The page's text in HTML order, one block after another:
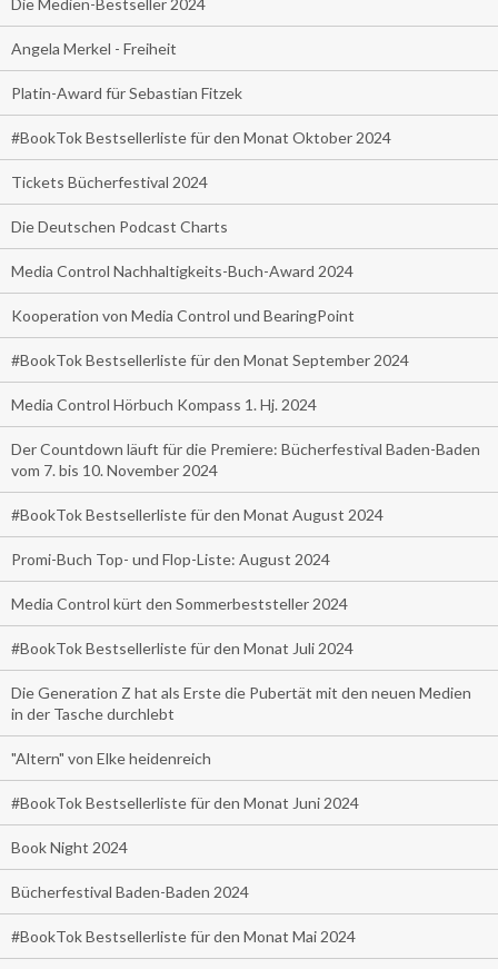
Angela Merkel - Freiheit
Platin-Award für Sebastian Fitzek
#BookTok Bestsellerliste für den Monat Oktober 2024
Tickets Bücherfestival 2024
Die Deutschen Podcast Charts
Media Control Nachhaltigkeits-Buch-Award 2024
Kooperation von Media Control und BearingPoint
#BookTok Bestsellerliste für den Monat September 2024
Media Control Hörbuch Kompass 1. Hj. 2024
Der Countdown läuft für die Premiere: Bücherfestival Baden-Baden
vom 7. bis 10. November 2024
#BookTok Bestsellerliste für den Monat August 2024
Promi-Buch Top- und Flop-Liste: August 2024
Media Control kürt den Sommerbeststeller 2024
#BookTok Bestsellerliste für den Monat Juli 2024
Die Generation Z hat als Erste die Pubertät mit den neuen Medien
in der Tasche durchlebt
"Altern" von Elke heidenreich
#BookTok Bestsellerliste für den Monat Juni 2024
Book Night 2024
Bücherfestival Baden-Baden 2024
#BookTok Bestsellerliste für den Monat Mai 2024